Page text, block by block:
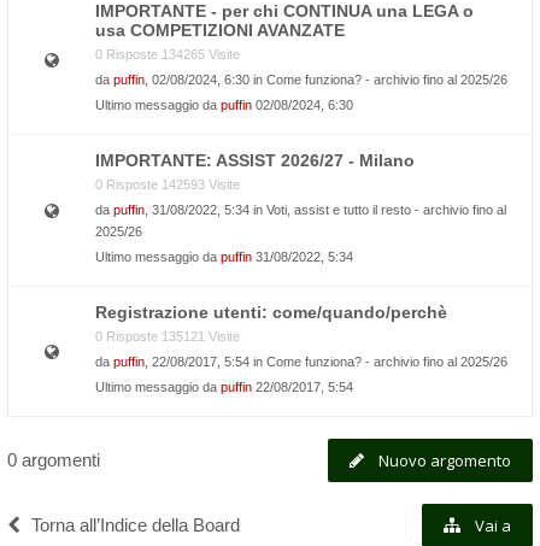
IMPORTANTE - per chi CONTINUA una LEGA o
usa COMPETIZIONI AVANZATE
0 Risposte 134265 Visite
da puffin , 02/08/2024, 6:30 in Come funziona? - archivio fino al 2025/26
Ultimo messaggio da puffin 02/08/2024, 6:30
IMPORTANTE: ASSIST 2026/27 - Milano
0 Risposte 142593 Visite
da puffin , 31/08/2022, 5:34 in Voti, assist e tutto il resto - archivio fino al
2025/26
Ultimo messaggio da puffin 31/08/2022, 5:34
Registrazione utenti: come/quando/perchè
0 Risposte 135121 Visite
da puffin , 22/08/2017, 5:54 in Come funziona? - archivio fino al 2025/26
Ultimo messaggio da puffin 22/08/2017, 5:54
Nuovo argomento
0 argomenti
Torna all’Indice della Board Vai a